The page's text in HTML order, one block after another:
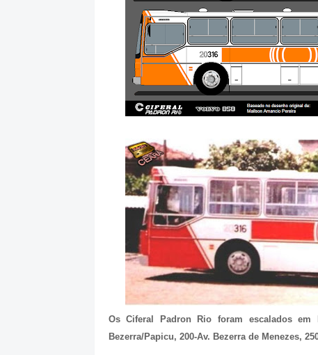
Os Ciferal Padron Rio foram escalados
Bezerra/Papicu, 200-Av. Bezerra de Menezes,